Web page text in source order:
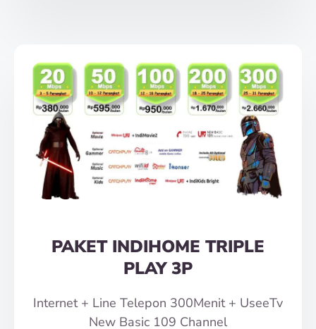
PAKET INDIHOME TRIPLE
PLAY 3P
Internet + Line Telepon 300Menit + UseeTv
New Basic 109 Channel